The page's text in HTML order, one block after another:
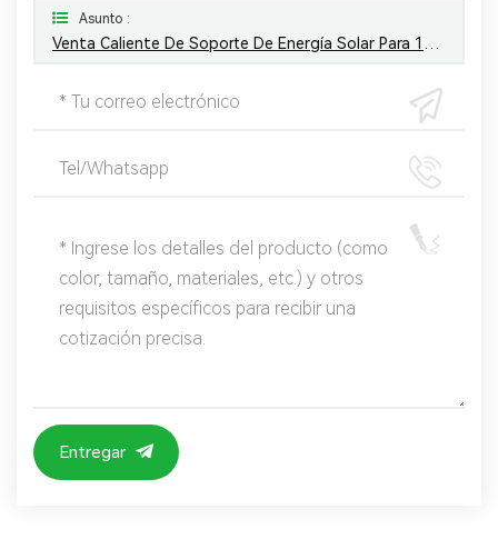
Asunto :
Entregar